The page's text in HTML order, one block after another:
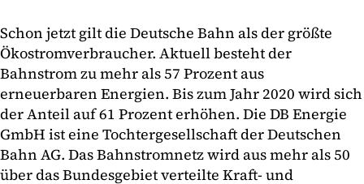
Schon jetzt gilt die Deutsche Bahn als der größte
Ökostromverbraucher. Aktuell besteht der
Bahnstrom zu mehr als 57 Prozent aus
erneuerbaren Energien. Bis zum Jahr 2020 wird sich
der Anteil auf 61 Prozent erhöhen. Die DB Energie
GmbH ist eine Tochtergesellschaft der Deutschen
Bahn AG. Das Bahnstromnetz wird aus mehr als 50
über das Bundesgebiet verteilte Kraft- und